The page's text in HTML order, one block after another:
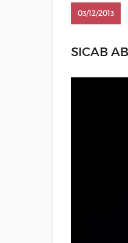
03/12/2013
SICAB